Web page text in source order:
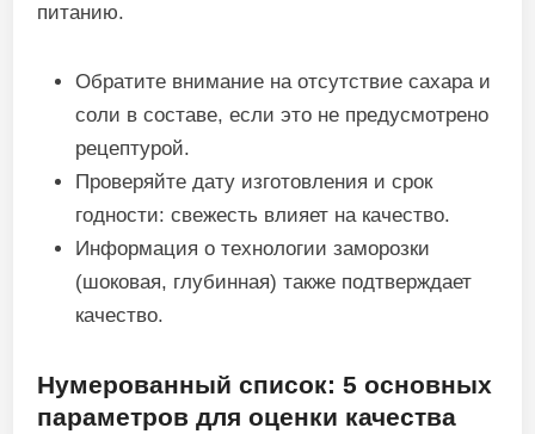
питанию.
Обратите внимание на отсутствие сахара и
соли в составе, если это не предусмотрено
рецептурой.
Проверяйте дату изготовления и срок
годности: свежесть влияет на качество.
Информация о технологии заморозки
(шоковая, глубинная) также подтверждает
качество.
Нумерованный список: 5 основных
параметров для оценки качества